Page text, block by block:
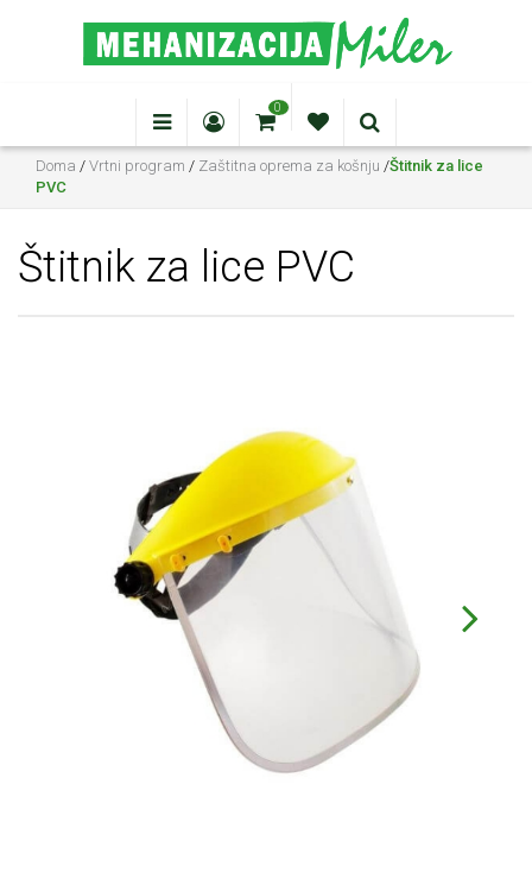
0
Doma / Vrtni program / Zaštitna oprema za košnju /Štitnik za lice
PVC
Štitnik za lice PVC